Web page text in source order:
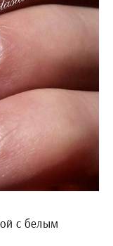
с белым